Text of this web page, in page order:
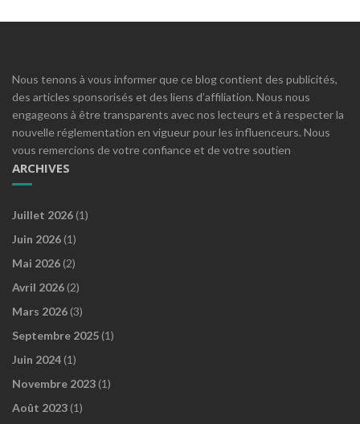
Nous tenons à vous informer que ce blog contient des publicités,
des articles sponsorisés et des liens d’affiliation. Nous nous
engageons à être transparents avec nos lecteurs et à respecter la
nouvelle réglementation en vigueur pour les influenceurs. Nous
vous remercions de votre confiance et de votre soutien
ARCHIVES
Juillet 2026 (1)
Juin 2026 (1)
Mai 2026 (2)
Avril 2026 (2)
Mars 2026 (3)
Septembre 2025 (1)
Juin 2024 (1)
Novembre 2023 (1)
Août 2023 (1)